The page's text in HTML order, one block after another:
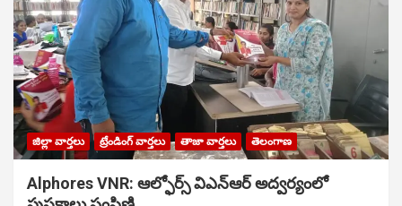
జిల్లా వార్తలు ట్రేండింగ్ వార్తలు తాజా వార్తలు తెలంగాణ
Alphores VNR: ఆల్ఫోర్స్ విఎన్ఆర్ అద్వర్యంలో